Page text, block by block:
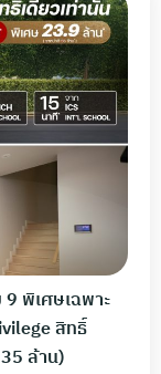
พิเศษเฉพาะ
สิทธิ์
ล้าน)